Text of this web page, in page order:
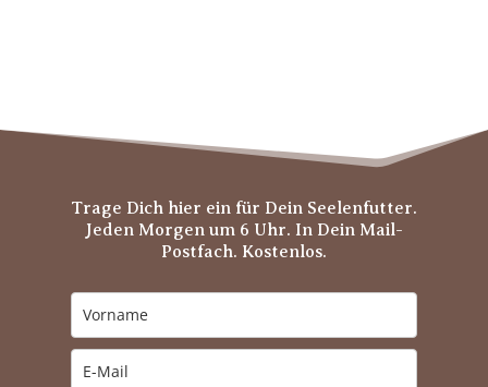
Trage Dich hier ein für Dein Seelenfutter.
Jeden Morgen um 6 Uhr. In Dein Mail-
Postfach. Kostenlos.